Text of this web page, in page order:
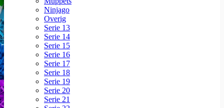
Ninjago
Overig
Serie 13
Serie 14
Serie 15
Serie 16
Serie 17
Serie 18
Serie 19
Serie 20
Serie 21